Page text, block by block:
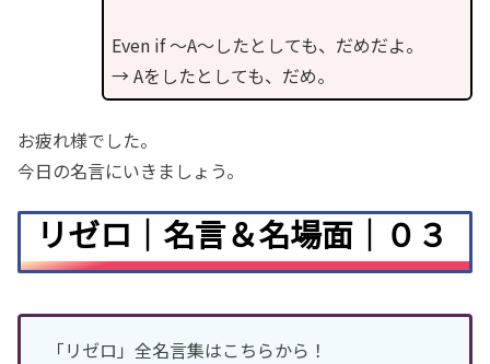
Even if 〜A〜したとしても、だめだよ。
→ Aをしたとしても、だめ。
お疲れ様でした。
今日の名言にいきましょう。
リゼロ｜名言＆名場面｜０３
「リゼロ」全名言集はこちらから！